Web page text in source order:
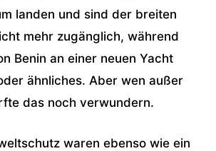
landen und sind der breiten
mehr zugänglich, während
Benin an einer neuen Yacht
ähnliches. Aber wen außer
das noch verwundern.
waren ebenso wie ein